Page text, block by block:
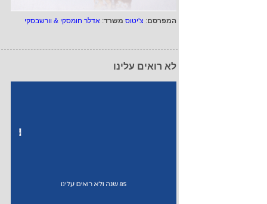
המפרסם: צ'יטוס משרד: אדלר חומסקי & וורשבסקי
לא רואים עלינו